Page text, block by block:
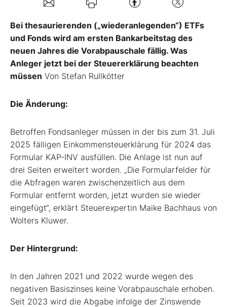
Bei thesaurierenden („wiederanlegenden“) ETFs
und Fonds wird am ersten Bankarbeitstag des
neuen Jahres die Vorabpauschale fällig. Was
Anleger jetzt bei der Steuererklärung beachten
müssen Von Stefan Rullkötter
Die Änderung:
Betroffen Fondsanleger müssen in der bis zum 31. Juli
2025 fälligen Einkommensteuerklärung für 2024 das
Formular KAP-INV ausfüllen. Die Anlage ist nun auf
drei Seiten erweitert worden. „Die Formularfelder für
die Abfragen waren zwischenzeitlich aus dem
Formular entfernt worden, jetzt wurden sie wieder
eingefügt“, erklärt Steuerexpertin Maike Bachhaus von
Wolters Kluwer.
Der Hintergrund:
In den Jahren 2021 und 2022 wurde wegen des
negativen Basiszinses keine Vorabpauschale erhoben.
Seit 2023 wird die Abgabe infolge der Zinswende